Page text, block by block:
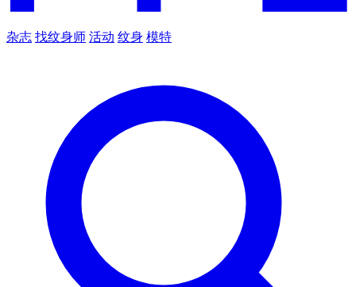
杂志 找纹身师 活动 纹身 模特